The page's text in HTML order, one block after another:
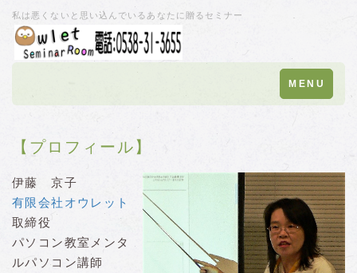
私は悪くないと思い込んでいるあなたに贈るセミナー
Toggle
navigation
MENU
【プロフィール】
伊藤 京子
有限会社オウレット
取締役
パソコン教室メンタ
ルパソコン講師